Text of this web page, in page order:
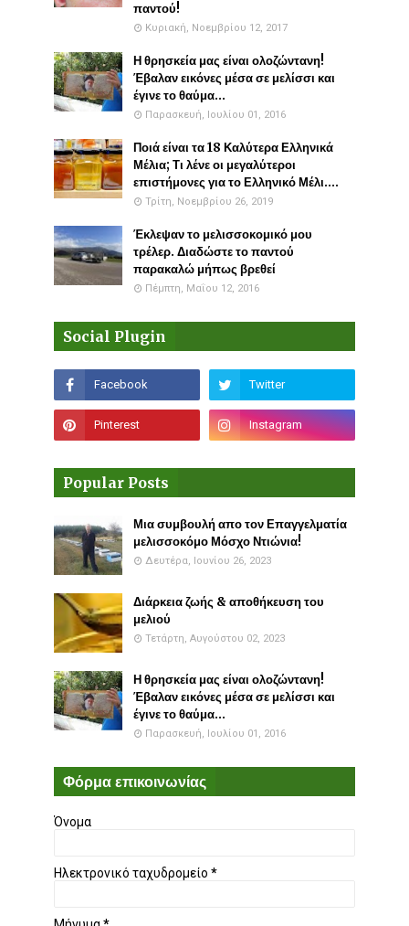
παντού!
Κυριακή, Νοεμβρίου 12, 2017
Η θρησκεία μας είναι ολοζώντανη!
Έβαλαν εικόνες μέσα σε μελίσσι και
έγινε το θαύμα...
Παρασκευή, Ιουλίου 01, 2016
Ποιά είναι τα 18 Καλύτερα Ελληνικά
Μέλια; Τι λένε οι μεγαλύτεροι
επιστήμονες για το Ελληνικό Μέλι....
Τρίτη, Νοεμβρίου 26, 2019
Έκλεψαν το μελισσοκομικό μου
τρέλερ. Διαδώστε το παντού
παρακαλώ μήπως βρεθεί
Πέμπτη, Μαΐου 12, 2016
Social Plugin
Popular Posts
Μια συμβουλή απο τον Επαγγελματία
μελισσοκόμο Μόσχο Ντιώνια!
Δευτέρα, Ιουνίου 26, 2023
Διάρκεια ζωής & αποθήκευση του
μελιού
Τετάρτη, Αυγούστου 02, 2023
Η θρησκεία μας είναι ολοζώντανη!
Έβαλαν εικόνες μέσα σε μελίσσι και
έγινε το θαύμα...
Παρασκευή, Ιουλίου 01, 2016
Φόρμα επικοινωνίας
Όνομα
Ηλεκτρονικό ταχυδρομείο *